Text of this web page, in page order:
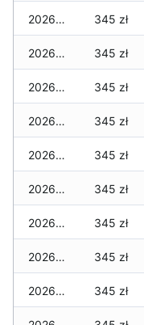
2026-01-26 345 zł
2026-01-25 345 zł
2026-01-24 345 zł
2026-01-23 345 zł
2026-01-22 345 zł
2026-01-21 345 zł
2026-01-20 345 zł
2026-01-19 345 zł
2026-01-18 345 zł